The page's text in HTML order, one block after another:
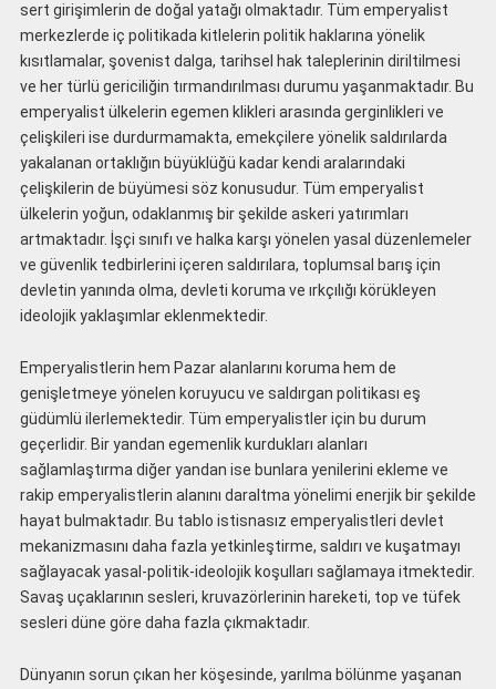
sert girişimlerin de doğal yatağı olmaktadır. Tüm emperyalist
merkezlerde iç politikada kitlelerin politik haklarına yönelik
kısıtlamalar, şovenist dalga, tarihsel hak taleplerinin diriltilmesi
ve her türlü gericiliğin tırmandırılması durumu yaşanmaktadır. Bu
emperyalist ülkelerin egemen klikleri arasında gerginlikleri ve
çelişkileri ise durdurmamakta, emekçilere yönelik saldırılarda
yakalanan ortaklığın büyüklüğü kadar kendi aralarındaki
çelişkilerin de büyümesi söz konusudur. Tüm emperyalist
ülkelerin yoğun, odaklanmış bir şekilde askeri yatırımları
artmaktadır. İşçi sınıfı ve halka karşı yönelen yasal düzenlemeler
ve güvenlik tedbirlerini içeren saldırılara, toplumsal barış için
devletin yanında olma, devleti koruma ve ırkçılığı körükleyen
ideolojik yaklaşımlar eklenmektedir.
Emperyalistlerin hem Pazar alanlarını koruma hem de
genişletmeye yönelen koruyucu ve saldırgan politikası eş
güdümlü ilerlemektedir. Tüm emperyalistler için bu durum
geçerlidir. Bir yandan egemenlik kurdukları alanları
sağlamlaştırma diğer yandan ise bunlara yenilerini ekleme ve
rakip emperyalistlerin alanını daraltma yönelimi enerjik bir şekilde
hayat bulmaktadır. Bu tablo istisnasız emperyalistleri devlet
mekanizmasını daha fazla yetkinleştirme, saldırı ve kuşatmayı
sağlayacak yasal-politik-ideolojik koşulları sağlamaya itmektedir.
Savaş uçaklarının sesleri, kruvazörlerinin hareketi, top ve tüfek
sesleri düne göre daha fazla çıkmaktadır.
Dünyanın sorun çıkan her köşesinde, yarılma bölünme yaşanan